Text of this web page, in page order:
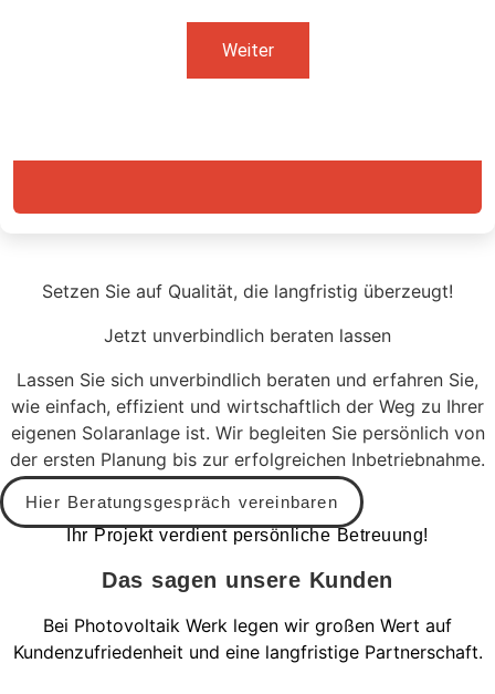
Setzen Sie auf Qualität, die langfristig überzeugt!
Jetzt unverbindlich beraten lassen
Lassen Sie sich unverbindlich beraten und erfahren Sie,
wie einfach, effizient und wirtschaftlich der Weg zu Ihrer
eigenen Solaranlage ist. Wir begleiten Sie persönlich von
der ersten Planung bis zur erfolgreichen Inbetriebnahme.
Hier Beratungsgespräch vereinbaren
Ihr Projekt verdient persönliche Betreuung!
Das sagen unsere Kunden
Bei Photovoltaik Werk legen wir großen Wert auf
Kundenzufriedenheit und eine langfristige Partnerschaft.